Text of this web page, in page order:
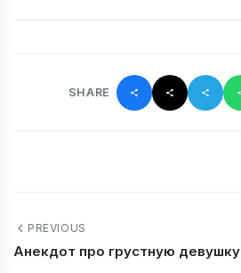
SHARE
PREVIOUS
Анекдот про грустную девушку